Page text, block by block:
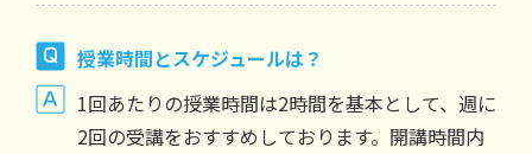
授業時間とスケジュールは？
1回あたりの授業時間は2時間を基本として、週に
2回の受講をおすすめしております。開講時間内